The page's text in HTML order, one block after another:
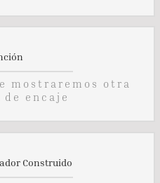
mostraremos otra
encaje
Construido